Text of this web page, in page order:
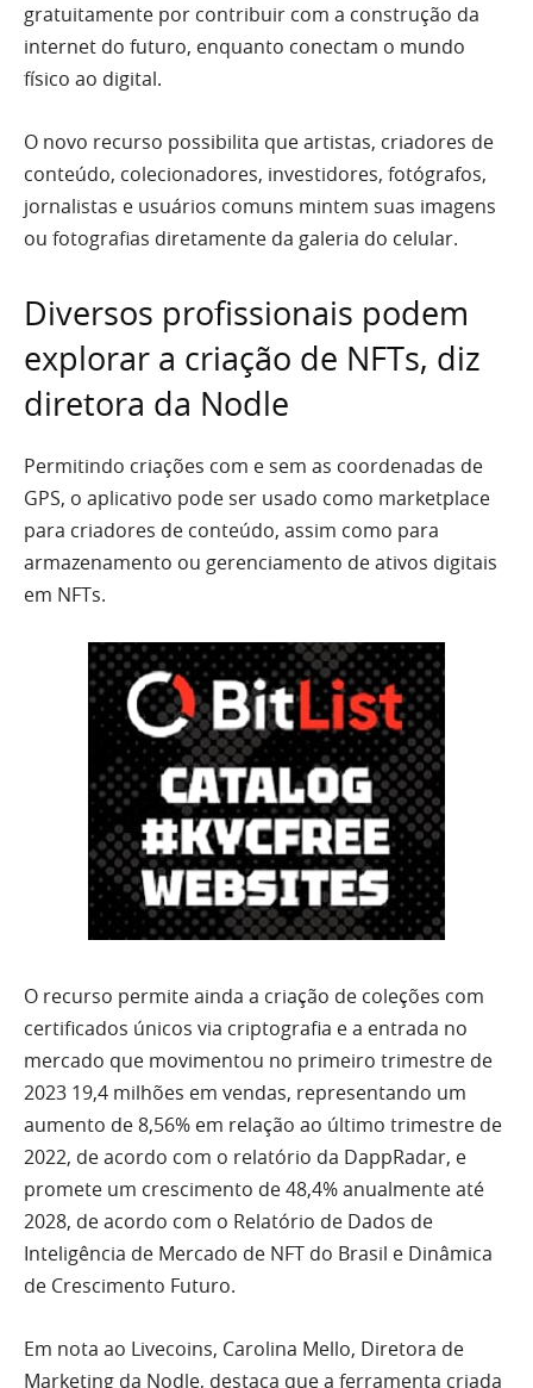
gratuitamente por contribuir com a construção da
internet do futuro, enquanto conectam o mundo
físico ao digital.
O novo recurso possibilita que artistas, criadores de
conteúdo, colecionadores, investidores, fotógrafos,
jornalistas e usuários comuns mintem suas imagens
ou fotografias diretamente da galeria do celular.
Diversos profissionais podem
explorar a criação de NFTs, diz
diretora da Nodle
Permitindo criações com e sem as coordenadas de
GPS, o aplicativo pode ser usado como marketplace
para criadores de conteúdo, assim como para
armazenamento ou gerenciamento de ativos digitais
em NFTs.
O recurso permite ainda a criação de coleções com
certificados únicos via criptografia e a entrada no
mercado que movimentou no primeiro trimestre de
2023 19,4 milhões em vendas, representando um
aumento de 8,56% em relação ao último trimestre de
2022, de acordo com o relatório da DappRadar, e
promete um crescimento de 48,4% anualmente até
2028, de acordo com o Relatório de Dados de
Inteligência de Mercado de NFT do Brasil e Dinâmica
de Crescimento Futuro.
Em nota ao Livecoins, Carolina Mello, Diretora de
Marketing da Nodle, destaca que a ferramenta criada